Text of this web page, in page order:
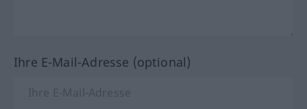
Ihre E-Mail-Adresse (optional)